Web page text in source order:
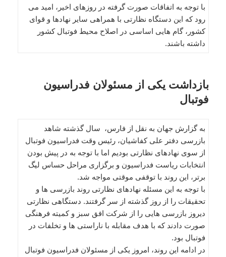
با توجه به اتفاقات صورت گرفته در روزهای اخیر، امید می
رود که این دستگاه نظارتی با همراهی سایر نهادها و قوای
کشور، گام هایی اساسی در اصلاح محیط فوتبال کشور
داشته باشند.
بازداشت یکی از مسئولان فدراسیون
فوتبال
به گزارش جهان به نقل از فارس، سال گذشته شاهد
بازرسی دفتر علی کفاشیان، رئیس وقت فدراسیون فوتبال
از سوی نهادهای نظارتی بودیم اما با توجه به در پیش بودن
انتخابات ریاست فدراسیون و برگزاری مراحل حساس لیگ
برتر، این روند با توقفی موقتی مواجه شد.
با توجه به این مسئله نهادهای نظارتی روند بازرسی ها و
تحقیقات را از روز گذشته از سر گرفتند. دستگاهی نظارتی
دیروز بازرسی هایی را از شرکت افق سبز و کمیته فرهنگی
صورت دادند که با هدف مقابله با ناراستی ها و تخلفات در
فوتبال بود.
در ادامه این روند، امروز یکی از مسئولان فدراسیون فوتبال